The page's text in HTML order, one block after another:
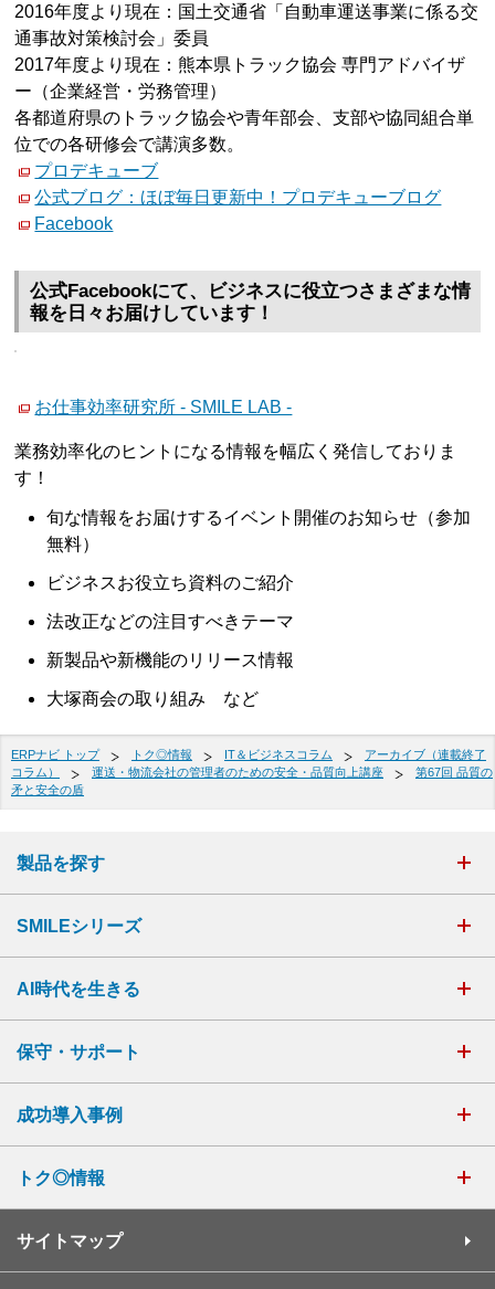
2016年度より現在：国土交通省「自動車運送事業に係る交
通事故対策検討会」委員
2017年度より現在：熊本県トラック協会 専門アドバイザ
ー（企業経営・労務管理）
各都道府県のトラック協会や青年部会、支部や協同組合単
位での各研修会で講演多数。
プロデキューブ
公式ブログ：ほぼ毎日更新中！プロデキューブログ
Facebook
公式Facebookにて、ビジネスに役立つさまざまな情
報を日々お届けしています！
お仕事効率研究所 - SMILE LAB -
業務効率化のヒントになる情報を幅広く発信しておりま
す！
旬な情報をお届けするイベント開催のお知らせ（参加
無料）
ビジネスお役立ち資料のご紹介
法改正などの注目すべきテーマ
新製品や新機能のリリース情報
大塚商会の取り組み など
ERPナビ トップ トク◎情報 IT＆ビジネスコラム
アーカイブ（連載終了
コラム）
運送・物流会社の管理者のための安全・品質向上講座
第67回 品質の
矛と安全の盾
製品を探す
SMILEシリーズ
AI時代を生きる
保守・サポート
成功導入事例
トク◎情報
サイトマップ